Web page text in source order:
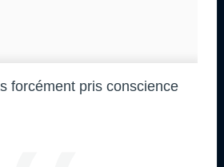
forcément pris conscience